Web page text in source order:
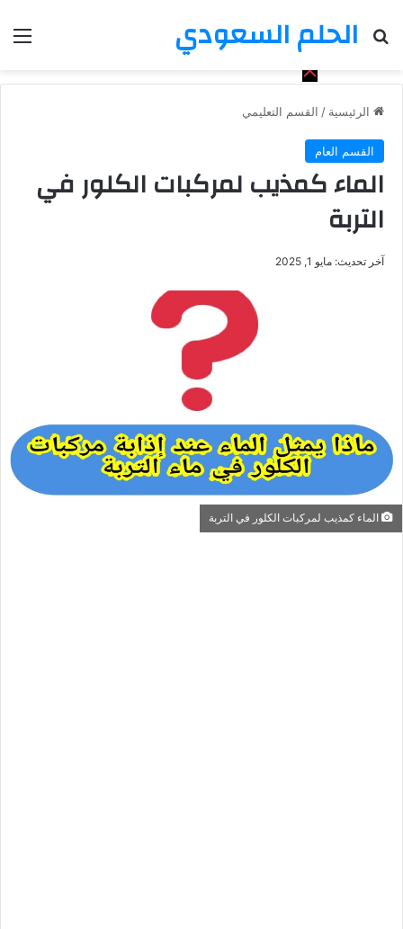
الحلم السعودي
بحث عن
الرئيسية / القسم التعليمي
القسم العام
الماء كمذيب لمركبات الكلور في
التربة
آخر تحديث: مايو 1, 2025
الماء كمذيب لمركبات الكلور في التربة